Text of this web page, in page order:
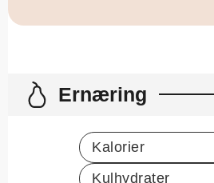
Ernæring
Kalorier
Kulhydrater